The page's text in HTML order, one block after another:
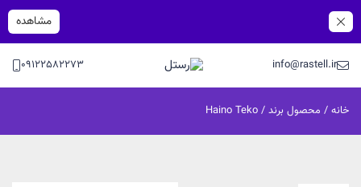
مشاهده
info@rastell.ir
09122582273
خانه / محصول برند / Haino Teko